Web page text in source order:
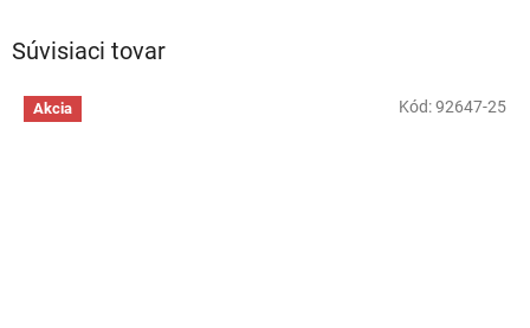
Súvisiaci tovar
Akcia Kód:92647-25